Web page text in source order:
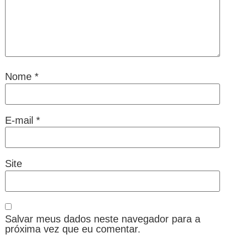
Nome *
E-mail *
Site
Salvar meus dados neste navegador para a
próxima vez que eu comentar.